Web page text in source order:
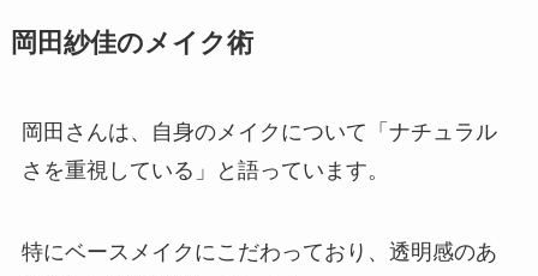
岡田紗佳のメイク術
岡田さんは、自身のメイクについて「ナチュラル
さを重視している」と語っています。
特にベースメイクにこだわっており、透明感のあ